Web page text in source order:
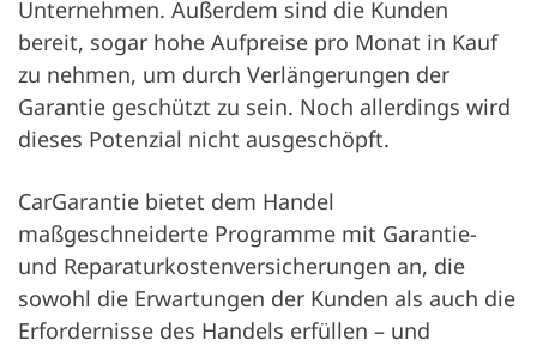
Unternehmen. Außerdem sind die Kunden
bereit, sogar hohe Aufpreise pro Monat in Kauf
zu nehmen, um durch Verlängerungen der
Garantie geschützt zu sein. Noch allerdings wird
dieses Potenzial nicht ausgeschöpft.
CarGarantie bietet dem Handel
maßgeschneiderte Programme mit Garantie-
und Reparaturkostenversicherungen an, die
sowohl die Erwartungen der Kunden als auch die
Erfordernisse des Handels erfüllen – und